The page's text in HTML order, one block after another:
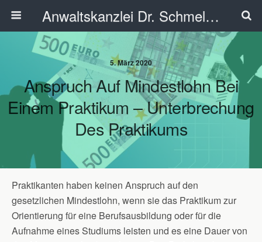
Anwaltskanzlei Dr. Schmelzer - Ahlen
5. März 2020
Anspruch Auf Mindestlohn Bei
Einem Praktikum – Unterbrechung
Des Praktikums
Praktikanten haben keinen Anspruch auf den
gesetzlichen Mindestlohn, wenn sie das Praktikum zur
Orientierung für eine Berufsausbildung oder für die
Aufnahme eines Studiums leisten und es eine Dauer von